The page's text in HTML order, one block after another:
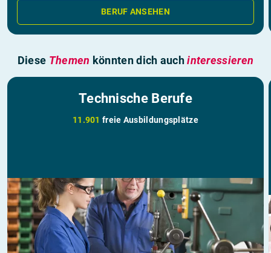
BERUF ANSEHEN
Diese Themen könnten dich auchinteressieren
Technische Berufe
11.901freie Ausbildungsplätze